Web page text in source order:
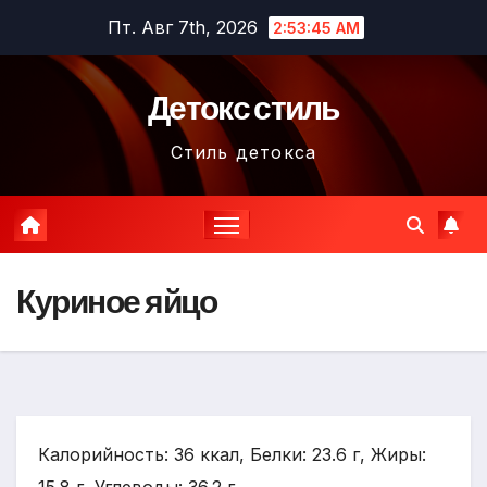
содержимому
Пт. Авг 7th, 2026 2:53:47 AM
Детокс стиль
Стиль детокса
Куриное яйцо
Калорийность: 36 ккал, Белки: 23.6 г, Жиры: